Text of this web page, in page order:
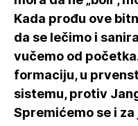
Kada prođu ove
da se lečimo i
vučemo od
formaciju, u
sistemu, protiv
Spremićemo se i